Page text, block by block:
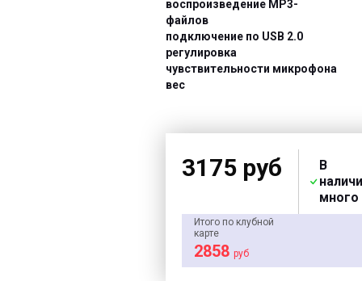
воспроизведение MP3-
файлов
подключение по USB 2.0
регулировка
чувствительности микрофона
вес
3175 руб
В
много
Итого по клубной
карте
2858 руб